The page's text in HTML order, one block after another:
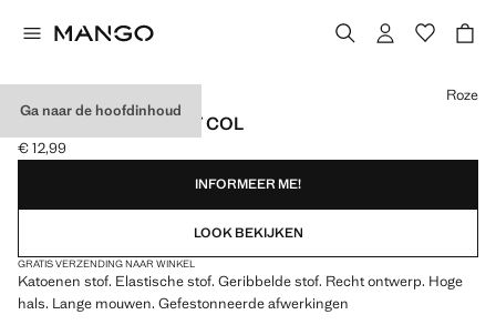
Ga naar de hoofdinhoud
GERIBD T-SHIRT MET COL
Huidige prijs [€ 12,99 ]
€ 12,99
Kies een kleur
Roze
INFORMEER ME!
LOOK BEKIJKEN
GRATIS VERZENDING NAAR WINKEL
Katoenen stof. Elastische stof. Geribbelde stof. Recht ontwerp. Hoge
hals. Lange mouwen. Gefestonneerde afwerkingen